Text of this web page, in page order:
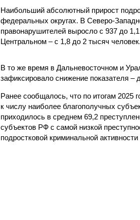
Наибольший абсолютный прирост
федеральных округах. В Северо-
правонарушителей выросло с 937 до
Центральном – с 1,8 до 2 тысяч человек.
В то же время в Дальневосточном и
зафиксировало снижение показателя –
Ранее сообщалось, что по итогам 2025
к числу наиболее благополучных
приходилось в среднем 69,2
субъектов РФ с самой низкой
подростковой криминальной